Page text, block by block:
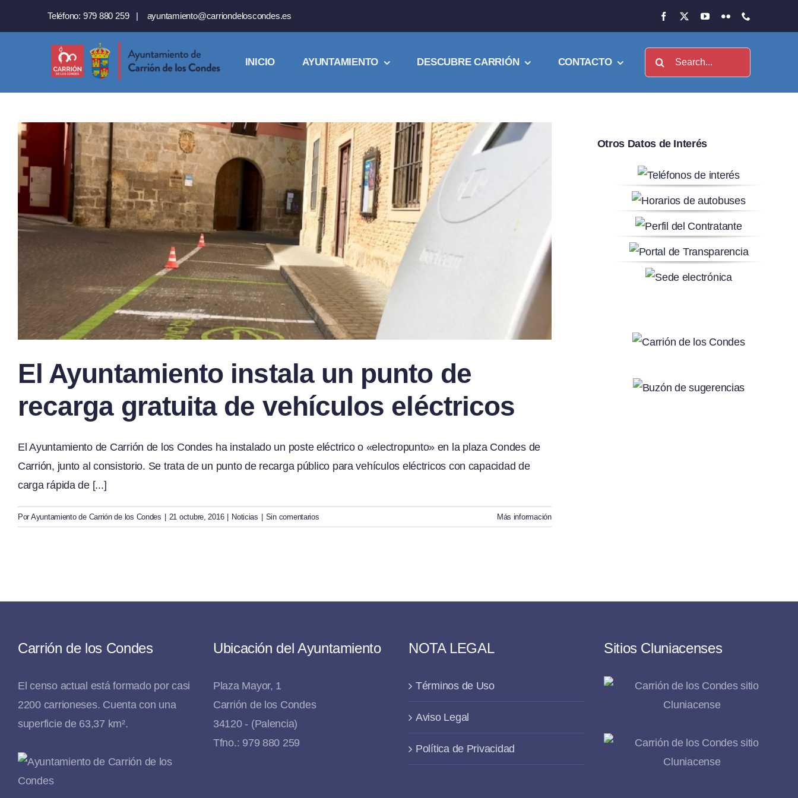
Teléfono: 979 880 259 | ayuntamiento@carriondeloscondes.es
INICIO AYUNTAMIENTO DESCUBRE CARRIÓN CONTACTO Buscar:
El Ayuntamiento instala un punto de
recarga gratuita de vehículos eléctricos
El Ayuntamiento de Carrión de los Condes ha instalado un poste eléctrico o «electropunto» en la plaza Condes de
Carrión, junto al consistorio. Se trata de un punto de recarga público para vehículos eléctricos con capacidad de
carga rápida de [...]
Por Ayuntamiento de Carrión de los Condes 21 octubre, 2016 Noticias Sin comentarios Más información
Otros Datos de Interés
Carrión de los Condes
El censo actual está formado por casi
2200 carrioneses. Cuenta con una
superficie de 63,37 km².
Ubicación del Ayuntamiento
Plaza Mayor, 1
Carrión de los Condes
34120 - (Palencia)
Tfno.: 979 880 259
NOTA LEGAL
Términos de Uso
Aviso Legal
Política de Privacidad
Sitios Cluniacenses